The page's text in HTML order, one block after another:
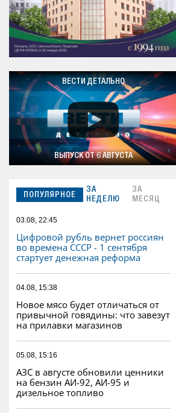
ВЕСТИ ДЕТАЛЬНО
ВЫПУСК ОТ 6 АВГУСТА
ПОПУЛЯРНОЕ
ЗА
НЕДЕЛЮ
ЗА
МЕСЯЦ
03.08, 22:45
Цифровой рубль вернет россиян
во времена СССР - 1 сентября
стартует денежная реформа
04.08, 15:38
Новое мясо будет отличаться от
привычной говядины: что завезут
на прилавки магазинов
05.08, 15:16
АЗС в августе обновили ценники
на бензин АИ-92, АИ-95 и
дизельное топливо